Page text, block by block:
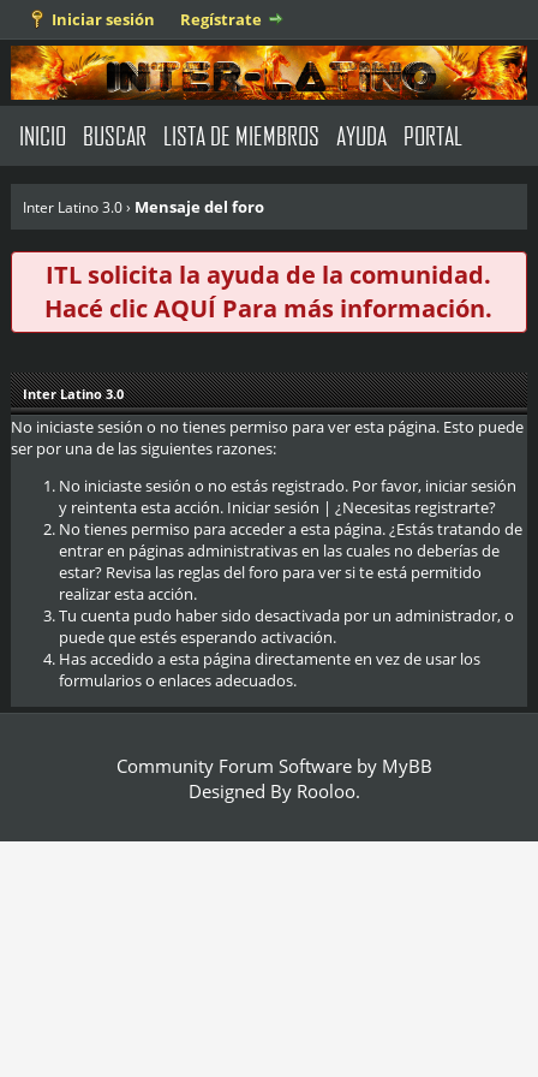
Iniciar sesión Regístrate
INICIO BUSCAR LISTA DE MIEMBROS AYUDA PORTAL
Inter Latino 3.0› Mensaje del foro
ITL solicita la ayuda de la comunidad.
Hacé clicAQUÍ Para más información.
Inter Latino 3.0
No iniciaste sesión o no tienes permiso para ver esta página. Esto puede
ser por una de las siguientes razones:
No iniciaste sesión o no estás registrado. Por favor, iniciar sesión
y reintenta esta acción. Iniciar sesión | ¿Necesitas registrarte?
No tienes permiso para acceder a esta página. ¿Estás tratando de
entrar en páginas administrativas en las cuales no deberías de
estar? Revisa las reglas del foro para ver si te está permitido
realizar esta acción.
Tu cuenta pudo haber sido desactivada por un administrador, o
puede que estés esperando activación.
Has accedido a esta página directamente en vez de usar los
formularios o enlaces adecuados.
Community Forum Software by MyBB
Designed By Rooloo.